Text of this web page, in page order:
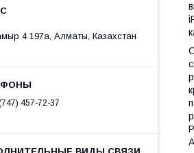
4 197а, Алматы, Казахстан
457-72-37